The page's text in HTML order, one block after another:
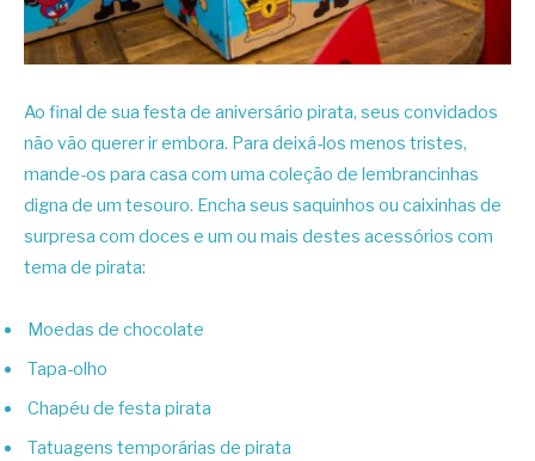
Ao final de sua festa de aniversário pirata, seus convidados
não vão querer ir embora. Para deixá-los menos tristes,
mande-os para casa com uma coleção de lembrancinhas
digna de um tesouro. Encha seus saquinhos ou caixinhas de
surpresa com doces e um ou mais destes acessórios com
tema de pirata:
Moedas de chocolate
Tapa-olho
Chapéu de festa pirata
Tatuagens temporárias de pirata